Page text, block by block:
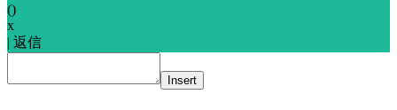
()
x
| 返信
Insert